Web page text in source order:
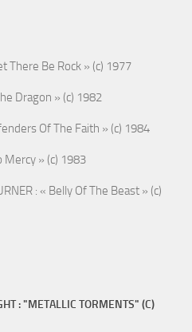
There Be Rock » (c) 1977
Dragon » (c) 1982
Of The Faith » (c) 1984
Mercy » (c) 1983
: « Belly Of The Beast » (c)
: "METALLIC TORMENTS" (C)